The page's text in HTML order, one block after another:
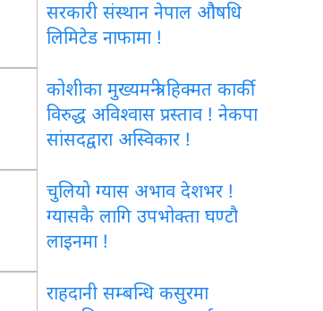
सरकारी संस्थान नेपाल औषधि
लिमिटेड नाफामा !
कोशीका मुख्यमन्त्री हिक्मत कार्की
विरुद्ध अविश्वास प्रस्ताव ! नेकपा
सांसदद्वारा अस्विकार !
चुलियो ग्यास अभाव देशभर !
ग्यासकै लागि उपभोक्ता घण्टौ
लाइनमा !
राहदानी सम्बन्धि कसुरमा